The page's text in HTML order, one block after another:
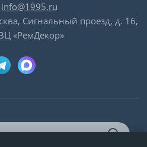
info@1995.ru
Сигнальный проезд, д. 16,
«РемДекор»